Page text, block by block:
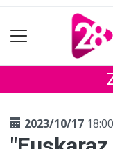
2023/10/17